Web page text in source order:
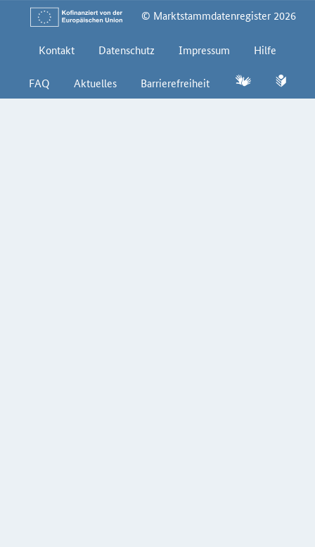
© Marktstammdatenregister 2026
Kontakt Datenschutz Impressum Hilfe
FAQ Aktuelles Barrierefreiheit